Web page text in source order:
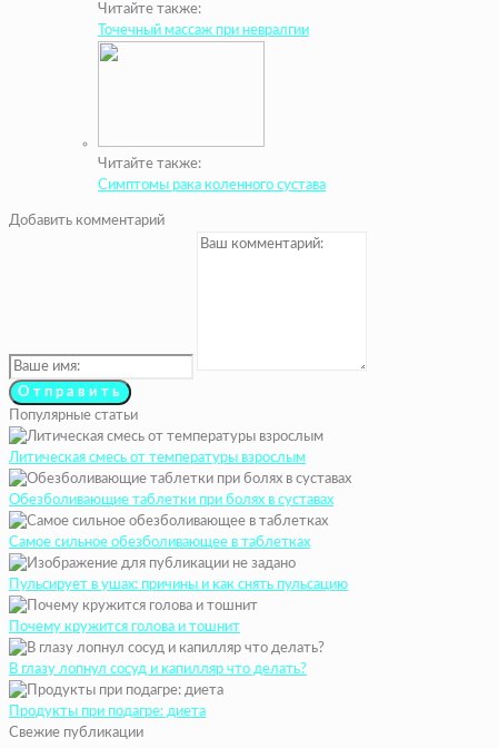
Читайте также:
Точечный массаж при невралгии
Читайте также:
Симптомы рака коленного сустава
Добавить комментарий
Популярные статьи
Литическая смесь от температуры взрослым
Обезболивающие таблетки при болях в суставах
Самое сильное обезболивающее в таблетках
Пульсирует в ушах: причины и как снять пульсацию
Почему кружится голова и тошнит
В глазу лопнул сосуд и капилляр что делать?
Продукты при подагре: диета
Свежие публикации